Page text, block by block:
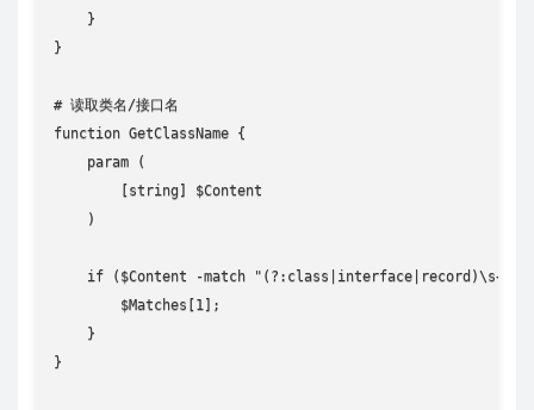
    }
}
# 读取类名/接口名
function GetClassName {
    param (
        [string] $Content
    )
if ($Content -match
        $Matches[1];
    }
}